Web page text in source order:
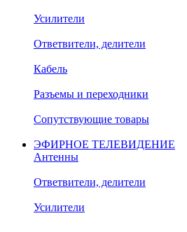
Усилители
Ответвители, делители
Кабель
Разъемы и переходники
Сопутствующие товары
ЭФИРНОЕ ТЕЛЕВИДЕНИЕ
Антенны
Ответвители, делители
Усилители